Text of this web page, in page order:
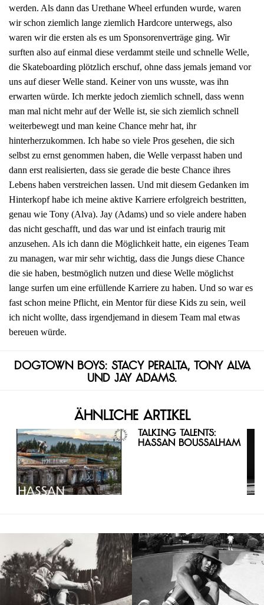
werden. Als dann das Urethane Wheel erfunden wurde, waren
wir schon ziemlich lange ziemlich Hardcore unterwegs, also
waren wir die ersten als es um Sponsorenverträge ging. Wir
surften also auf einmal diese verdammt steile und schnelle Welle,
die Skateboarding plötzlich erschuf, ohne dass jemals jemand vor
uns auf dieser Welle stand. Keiner von uns wusste, was ihn
erwarten würde. Ich merkte jedoch ziemlich schnell, dass wenn
man mal nicht mehr auf der Welle ist, sie sich ziemlich schnell
weiterbewegt und man keine Chance mehr hat, ihr
hinterherzukommen. Ich habe so viele Pros gesehen, die sich
selbst zu ernst genommen haben, die Welle verpasst haben und
dann erst realisierten, dass sie gerade die beste Chance ihres
Lebens haben verstreichen lassen. Und mit diesem Gedanken im
Hinterkopf habe ich meine aktive Karriere erfolgreich bestritten,
genau wie Tony (Alva). Jay (Adams) und so viele andere haben
das nicht geschafft, und das war und ist einfach traurig mit
anzusehen. Als ich dann die Möglichkeit hatte, ein eigenes Team
zu managen, war mir sehr wichtig, dass die Jungs diese Chance
die sie haben, bestmöglich nutzen und diese Welle möglichst
lange surfen um eine erfüllende Karriere zu haben. Und so war es
fast schon meine Pflicht, ein Mentor für diese Kids zu sein, weil
ich nicht wollte, dass irgendjemand in diesem Team mal etwas
bereuen würde.
Dogtown Boys: Stacy Peralta, Tony Alva
und Jay Adams.
Ähnliche Artikel
Talking Talents:
Hassan Boussalham